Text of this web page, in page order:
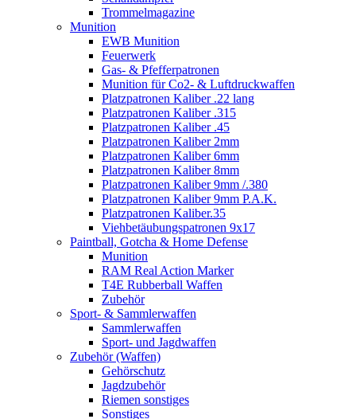
Trommelmagazine
Munition
EWB Munition
Feuerwerk
Gas- & Pfefferpatronen
Munition für Co2- & Luftdruckwaffen
Platzpatronen Kaliber .22 lang
Platzpatronen Kaliber .315
Platzpatronen Kaliber .45
Platzpatronen Kaliber 2mm
Platzpatronen Kaliber 6mm
Platzpatronen Kaliber 8mm
Platzpatronen Kaliber 9mm /.380
Platzpatronen Kaliber 9mm P.A.K.
Platzpatronen Kaliber.35
Viehbetäubungspatronen 9x17
Paintball, Gotcha & Home Defense
Munition
RAM Real Action Marker
T4E Rubberball Waffen
Zubehör
Sport- & Sammlerwaffen
Sammlerwaffen
Sport- und Jagdwaffen
Zubehör (Waffen)
Gehörschutz
Jagdzubehör
Riemen sonstiges
Sonstiges